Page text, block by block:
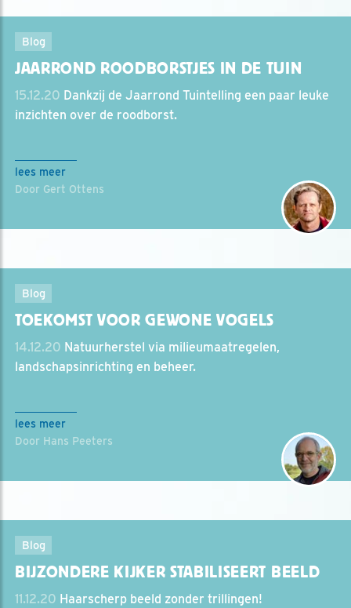
Blog
JAARROND ROODBORSTJES IN DE TUIN
15.12.20 Dankzij de Jaarrond Tuintelling een paar leuke
inzichten over de roodborst.
lees meer
Door Gert Ottens
Blog
TOEKOMST VOOR GEWONE VOGELS
14.12.20 Natuurherstel via milieumaatregelen,
landschapsinrichting en beheer.
lees meer
Door Hans Peeters
Blog
BIJZONDERE KIJKER STABILISEERT BEELD
11.12.20 Haarscherp beeld zonder trillingen!